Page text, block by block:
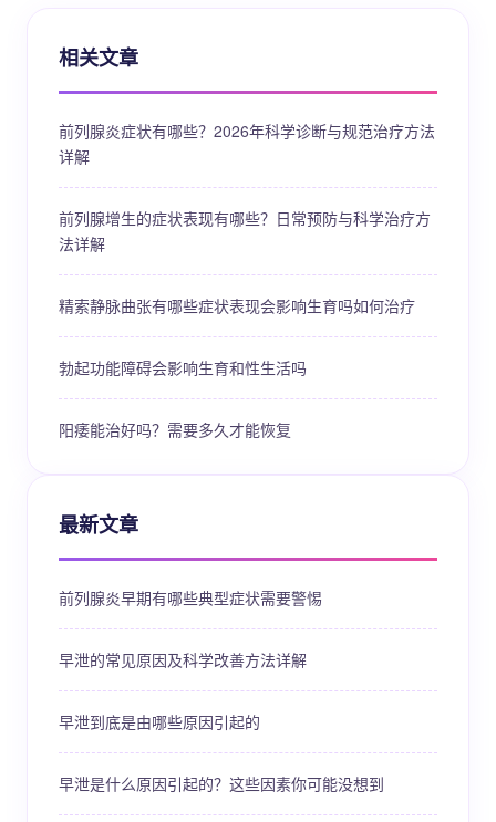
相关文章
前列腺炎症状有哪些？2026年科学诊断与规范治疗方法
详解
前列腺增生的症状表现有哪些？日常预防与科学治疗方
法详解
精索静脉曲张有哪些症状表现会影响生育吗如何治疗
勃起功能障碍会影响生育和性生活吗
阳痿能治好吗？需要多久才能恢复
最新文章
前列腺炎早期有哪些典型症状需要警惕
早泄的常见原因及科学改善方法详解
早泄到底是由哪些原因引起的
早泄是什么原因引起的？这些因素你可能没想到